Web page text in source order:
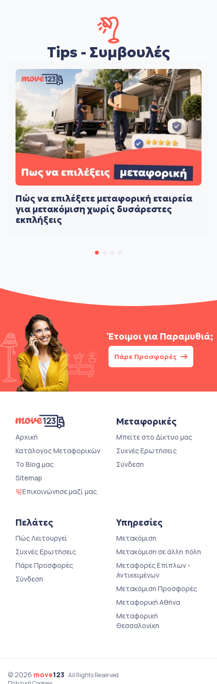
Tips - Συμβουλές
Πώς να επιλέξετε μεταφορική εταιρεία
για μετακόμιση χωρίς δυσάρεστες
εκπλήξεις
Έτοιμοι για Παραμυθιά;
Πάρε Προσφορές
Αρχική
Κατάλογος Μεταφορικών
Το Blog μας
Sitemap
Επικοινώνησε μαζί μας
Μεταφορικές
Μπείτε στο Δίκτυο μας
Συχνές Ερωτήσεις
Σύνδεση
Πελάτες
Πώς Λειτουργεί
Συχνές Ερωτήσεις
Πάρε Προσφορές
Σύνδεση
Υπηρεσίες
Μετακόμιση
Μετακόμιση σε άλλη πόλη
Μεταφορές Επίπλων -
Αντικειμένων
Μετακόμιση Προσφορές
Μεταφορική Αθήνα
Μεταφορική
Θεσσαλονίκη
© 2026 move123 · All Rights Reserved